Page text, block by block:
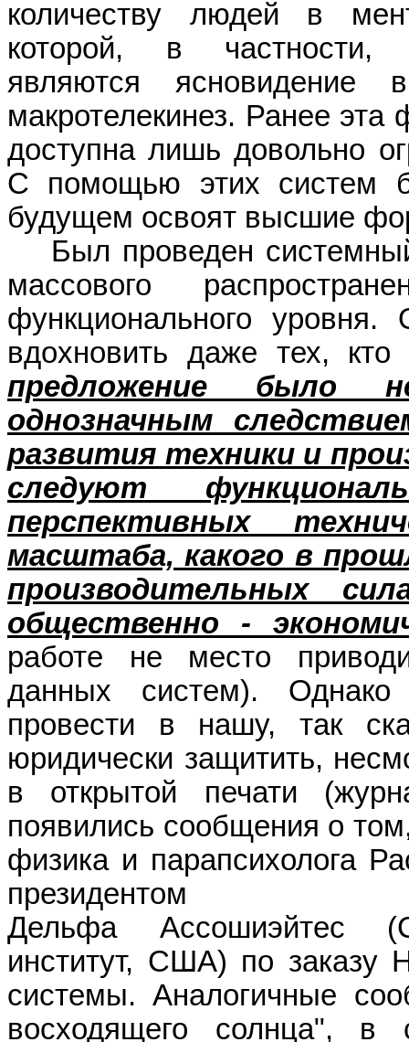
количеству людей в
которой, в частности,
являются
макротелекинез. Ранее эта
доступна лишь довольно
С помощью этих систем
будущем освоят высшие
Был проведен
массового
функционального уровня.
вдохновить даже тех,
предложение было
однозначным
развития техники и
следуют
перспективных
масштаба, какого в
производительных
общественно -
работе не место
данных систем).
провести в нашу, так
юридически защитить,
в открытой печати
появились сообщения о
физика и парапсихолога
Дельфа
Ассошиэйтес
институт, США) по заказу
системы. Аналогичные
восходящего солнца", в